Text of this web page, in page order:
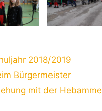
2018/2019
Bürgermeister
mit der Hebamme